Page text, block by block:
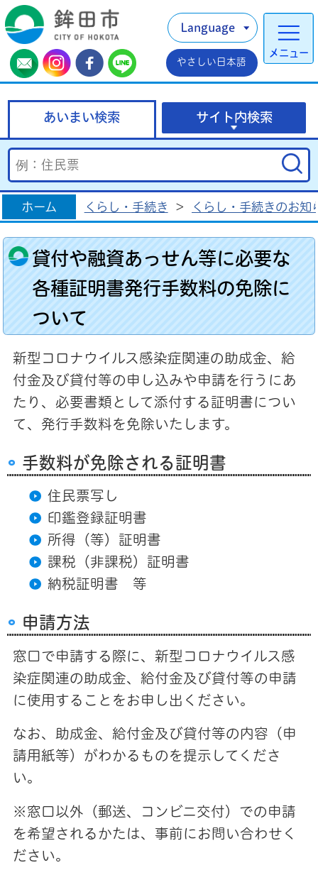
メニュー
Language
やさしい日本語
あいまい検索 サイト内検索
ホーム くらし・手続き > くらし・手続きのお知
貸付や融資あっせん等に必要な
各種証明書発行手数料の免除に
ついて
新型コロナウイルス感染症関連の助成金、給
付金及び貸付等の申し込みや申請を行うにあ
たり、必要書類として添付する証明書につい
て、発行手数料を免除いたします。
手数料が免除される証明書
住民票写し
印鑑登録証明書
所得（等）証明書
課税（非課税）証明書
納税証明書 等
申請方法
窓口で申請する際に、新型コロナウイルス感
染症関連の助成金、給付金及び貸付等の申請
に使用することをお申し出ください。
なお、助成金、給付金及び貸付等の内容（申
請用紙等）がわかるものを提示してくださ
い。
※窓口以外（郵送、コンビニ交付）での申請
を希望されるかたは、事前にお問い合わせく
ださい。